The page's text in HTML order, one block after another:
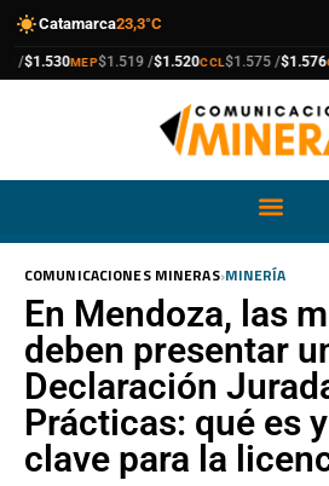
Catamarca23,3°C
MEP
compra$1.519 /
venta $1.520CCL
compra$1.575 /
venta $1.576venta
COMUNICACIONES MINERAS›MINERÍA
En Mendoza, las
deben presentar
Declaración
Prácticas: qué es
clave para la